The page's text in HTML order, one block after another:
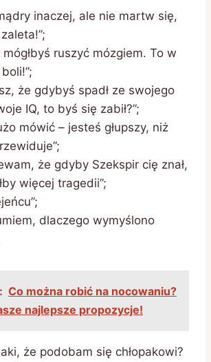
inaczej, ale nie martw się,
mógłbyś ruszyć mózgiem. To w
że gdybyś spadł ze swojego
IQ, to byś się zabił?”;
mówić – jesteś głupszy, niż
że gdyby Szekspir cię znał,
więcej tragedii”;
dlaczego wymyślono
Co można robić na nocowaniu?
najlepsze propozycje!
że podobam się chłopakowi?